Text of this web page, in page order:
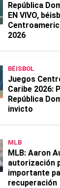
República
EN VIVO,
2026
BÉISBOL
Juegos
Caribe 2026:
República
invicto
MLB
MLB: Aaron
autorización
importante
recuperación